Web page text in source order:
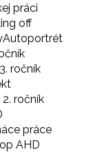
práci
off
Autoportrét
ročník
ročník
práce
AHD